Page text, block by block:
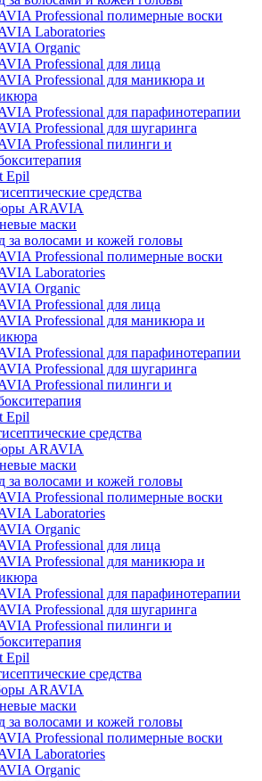
Professional полимерные воски
Laboratories
Organic
Professional для лица
Professional для маникюра и
Professional для парафинотерапии
Professional для шугаринга
Professional пилинги и
Epil
средства
ARAVIA
маски
за волосами и кожей головы
Professional полимерные воски
Laboratories
Organic
Professional для лица
Professional для маникюра и
Professional для парафинотерапии
Professional для шугаринга
Professional пилинги и
Epil
средства
ARAVIA
маски
за волосами и кожей головы
Professional полимерные воски
Laboratories
Organic
Professional для лица
Professional для маникюра и
Professional для парафинотерапии
Professional для шугаринга
Professional пилинги и
Epil
средства
ARAVIA
маски
за волосами и кожей головы
Professional полимерные воски
Laboratories
Organic